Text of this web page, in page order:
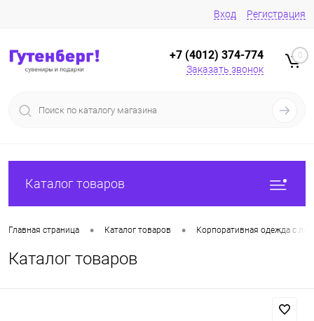
Вход Регистрация
+7 (4012) 374-774
Заказать звонок
0
Каталог товаров
Главная страница • Каталог товаров • Корпоративная одежда с
Каталог товаров